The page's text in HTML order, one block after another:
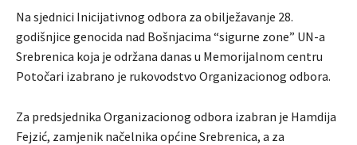
Na sjednici Inicijativnog odbora za obilježavanje 28.
godišnjice genocida nad Bošnjacima “sigurne zone” UN-a
Srebrenica koja je održana danas u Memorijalnom centru
Potočari izabrano je rukovodstvo Organizacionog odbora.
Za predsjednika Organizacionog odbora izabran je Hamdija
Fejzić, zamjenik načelnika općine Srebrenica, a za